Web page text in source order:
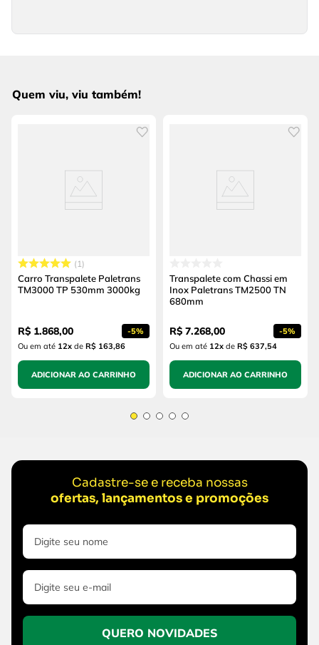
Quem viu, viu também!
1
Carro Transpalete Paletrans
TM3000 TP 530mm 3000kg
R$ 1.868,00 -5%
Ou em até 12x de R$ 163,86
ADICIONAR AO CARRINHO
Transpalete com Chassi em
Inox Paletrans TM2500 TN
680mm
R$ 7.268,00 -5%
Ou em até 12x de R$ 637,54
ADICIONAR AO CARRINHO
Cadastre-se e receba nossas
ofertas, lançamentos e promoções
QUERO NOVIDADES